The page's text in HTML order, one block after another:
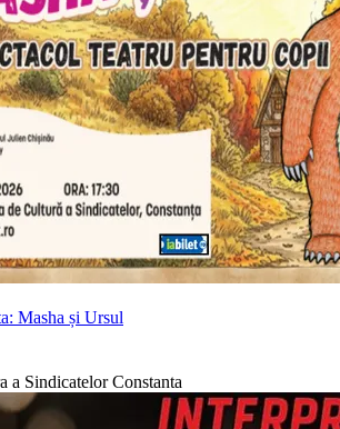
Masha și Ursul
a Sindicatelor Constanta